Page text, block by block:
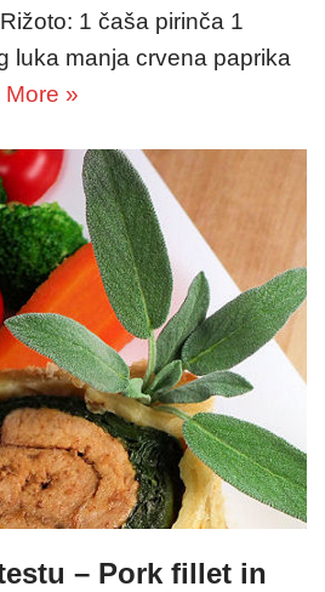
1 čaša pirinča 1
luka manja crvena paprika
More »
– Pork fillet in